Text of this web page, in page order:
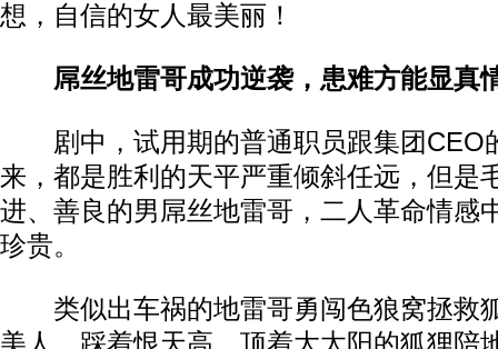
想，自信的女人最美丽！
屌丝地雷哥成功逆袭，患难方能显真
剧中，试用期的普通职员跟集团CEO
来，都是胜利的天平严重倾斜任远，但是
进、善良的男屌丝地雷哥，二人革命情感
珍贵。
类似出车祸的地雷哥勇闯色狼窝拯救